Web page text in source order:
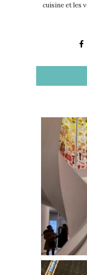
cuisine et les